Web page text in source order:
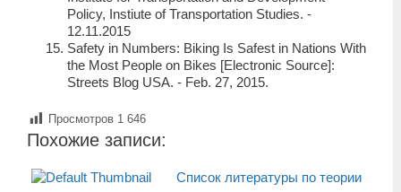
Policy, Instiute of Transportation Studies. ‑
12.11.2015
Safety in Numbers: Biking Is Safest in Nations With
the Most People on Bikes [Electronic Source]:
Streets Blog USA. ‑ Feb. 27, 2015.
Просмотров 1 646
Похожие записи:
Список литературы по теории